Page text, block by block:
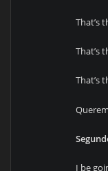
That’s
That’s
That’s
I be